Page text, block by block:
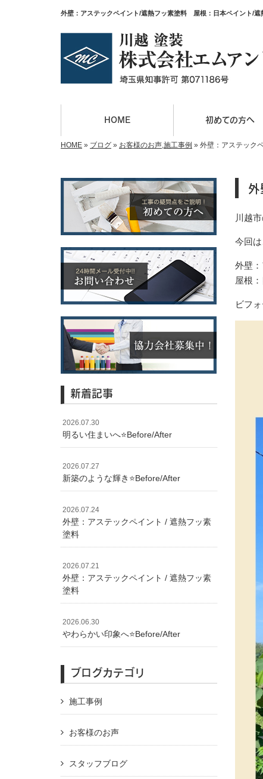
外壁：アステックペイント/遮熱フッ素塗料 屋根：日本ペイント/
HOME 初めての方へ
HOME » ブログ » お客様のお声,施工事例 » 外壁：アステック
川越
今回は
外壁
屋根
ビフ
新着記事
2026.07.30
明るい住まいへ⭐️Before/After
2026.07.27
新築のような輝き⭐️Before/After
2026.07.24
外壁：アステックペイント / 遮熱フッ素
塗料
2026.07.21
外壁：アステックペイント / 遮熱フッ素
塗料
2026.06.30
やわらかい印象へ⭐️Before/After
ブログカテゴリ
施工事例
お客様のお声
スタッフブログ